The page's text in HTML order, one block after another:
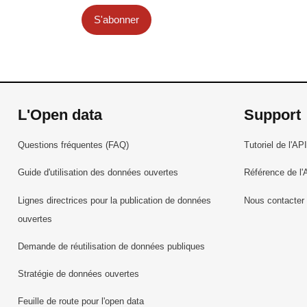
S'abonner
L'Open data
Questions fréquentes (FAQ)
Guide d'utilisation des données ouvertes
Lignes directrices pour la publication de données
ouvertes
Demande de réutilisation de données publiques
Stratégie de données ouvertes
Feuille de route pour l'open data
Support
Tutoriel de l'API
Référence de
Nous contacter